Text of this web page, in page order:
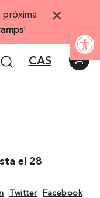
Abrir
próxima
!
×
CAS
el 28
Twitter Facebook